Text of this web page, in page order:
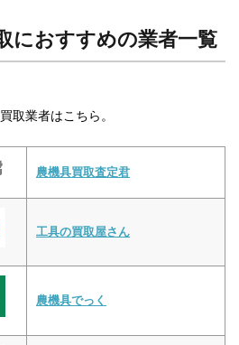
におすすめの業者一覧
取業者はこちら。
農機具買取査定君
工具の買取屋さん
農機具でっく